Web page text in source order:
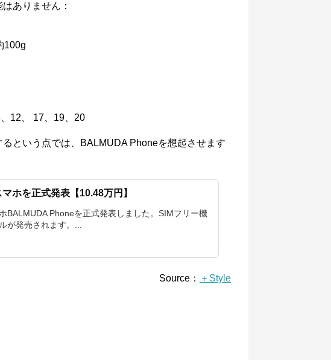
ありません：
100g
12、 17、19、20
という点では、BALMUDA Phoneを想起させます
ホを正式発表【10.48万円】
BALMUDA Phoneを正式発表しました。SIMフリー機
が発売されます。...
Source： ＋Style